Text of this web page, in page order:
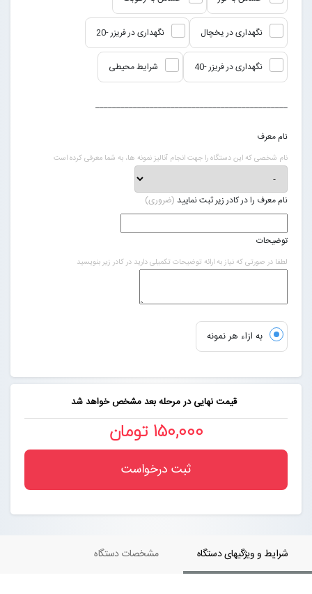
نگهداری در یخچال نگهداری در فریزر -20
نگهداری در فریزر -40 شرایط محیطی
______________________________________________
نام معرف
نام شخصی که این دستگاه را جهت انجام آنالیز نمونه ها، به شما معرفی کرده است
نام معرف را در کادر زیر ثبت نمایید (ضروری)
توضیحات
لطفا در صورتی که نیاز به ارائه توضیحات تکمیلی دارید در کادر زیر بنویسید
به ازاء هر نمونه
قیمت نهایی در مرحله بعد مشخص خواهد شد
150,000 تومان
ثبت درخواست
شرایط و ویژگیهای دستگاه مشخصات دستگاه